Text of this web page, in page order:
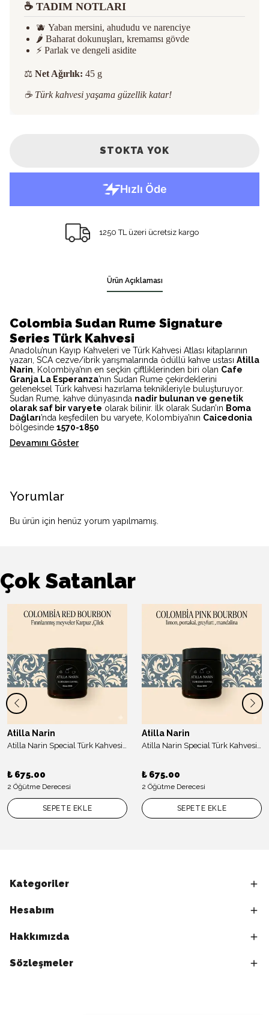
☕️ TADIM NOTLARI
🫐 Yaban mersini, ahududu ve narenciye
🌶️ Baharat dokunuşları, kremamsı gövde
⚡ Parlak ve dengeli asidite
⚖️ Net Ağırlık: 45 g
☕ Türk kahvesi yaşama güzellik katar!
STOKTA YOK
1250 TL üzeri ücretsiz kargo
Ürün Açıklaması
Colombia Sudan Rume Signature
Series Türk Kahvesi
Anadolu’nun Kayıp Kahveleri ve Türk Kahvesi Atlası kitaplarının
yazarı, SCA cezve/ibrik yarışmalarında ödüllü kahve ustası Atilla
Narin , Kolombiya’nın en seçkin çiftliklerinden biri olan Cafe
Granja La Esperanza’nın Sudan Rume çekirdeklerini
geleneksel Türk kahvesi hazırlama teknikleriyle buluşturuyor.
Sudan Rume, kahve dünyasında nadir bulunan ve genetik
olarak saf bir varyete olarak bilinir. İlk olarak Sudan’ın Boma
Dağları’nda keşfedilen bu varyete, Kolombiya’nın Caicedonia
bölgesinde 1570-1850
Devamını Göster
Yorumlar
Bu ürün için henüz yorum yapılmamış.
Çok Satanlar
Atilla Narin
Atilla Narin Special Türk Kahvesi Colombıa Red Bourbon Signature Series 45 gr
₺ 675.00
2 Öğütme Derecesi
SEPETE EKLE
Atilla Narin
Atilla Narin Special Türk Kahvesi Colombıa Pınk Bourbon Signature Series 45 gr
₺ 675.00
2 Öğütme Derecesi
SEPETE EKLE
Kategoriler
Hesabım
Hakkımızda
Sözleşmeler